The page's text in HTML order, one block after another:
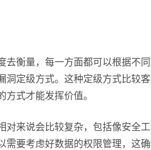
去衡量，每一方面都可以根据不
洞定级方式。这种定级方式比较
式才能发挥价值。
对来说会比较复杂，包括像安全
需要考虑好数据的权限管理，这